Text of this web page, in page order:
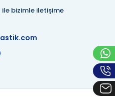
bizimle iletişime